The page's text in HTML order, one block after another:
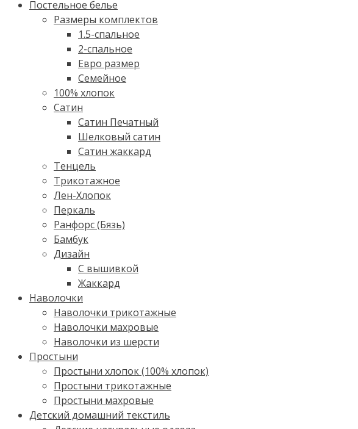
Постельное белье
Размеры комплектов
1.5-спальное
2-спальное
Евро размер
Семейное
100% хлопок
Cатин
Сатин Печатный
Шелковый сатин
Сатин жаккард
Тенцель
Трикотажное
Лен-Хлопок
Перкаль
Ранфорс (Бязь)
Бамбук
Дизайн
С вышивкой
Жаккард
Наволочки
Наволочки трикотажные
Наволочки махровые
Наволочки из шерсти
Простыни
Простыни хлопок (100% хлопок)
Простыни трикотажные
Простыни махровые
Детский домашний текстиль